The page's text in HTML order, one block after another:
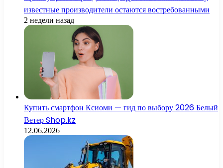
известные производители остаются востребованными
2 недели назад
Купить смартфон Ксиоми — гид по выбору 2026 Белый
Ветер Shop.kz
12.06.2026